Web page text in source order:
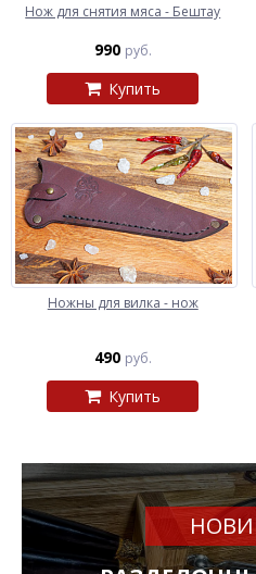
Нож для снятия мяса - Бештау
990 руб.
Купить
Ножны для вилка - нож
490 руб.
Купить